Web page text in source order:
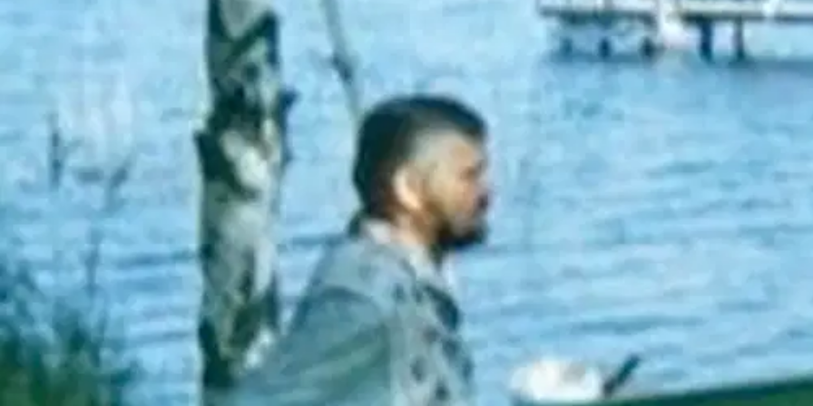
Toimitus
Kotiin tai noutopisteeseen
Ilmainen toimitus yli 100 €:n tilauksille Postin pakettiautomaattiin tai
Etu ei koske Suuri‑lisäpalvelulla toimitettavia tuotteita.
Tarkista myymäläsaatavuus
Ei saatavilla
Tuotekuvaus